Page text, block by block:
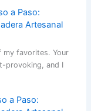
a Paso:
Artesanal
my favorites. Your
provoking, and I
a Paso: